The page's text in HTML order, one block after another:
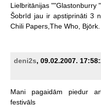
Lielbritānijas ""Glastonburry
Šobrīd jau ir apstiprināti 3
Chili Papers,The Who, Bjōrk.
deni2s, 09.02.2007.
Mani pagaidām piedur
festivāls